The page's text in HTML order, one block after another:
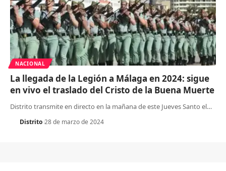
NACIONAL
La llegada de la Legión a Málaga en 2024: sigue
en vivo el traslado del Cristo de la Buena Muerte
Distrito transmite en directo en la mañana de este Jueves Santo el…
Distrito 28 de marzo de 2024